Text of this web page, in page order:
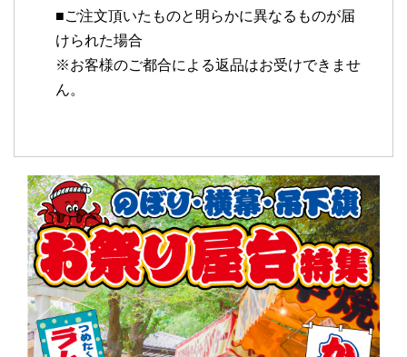
■ご注文頂いたものと明らかに異なるものが届
けられた場合
※お客様のご都合による返品はお受けできませ
ん。